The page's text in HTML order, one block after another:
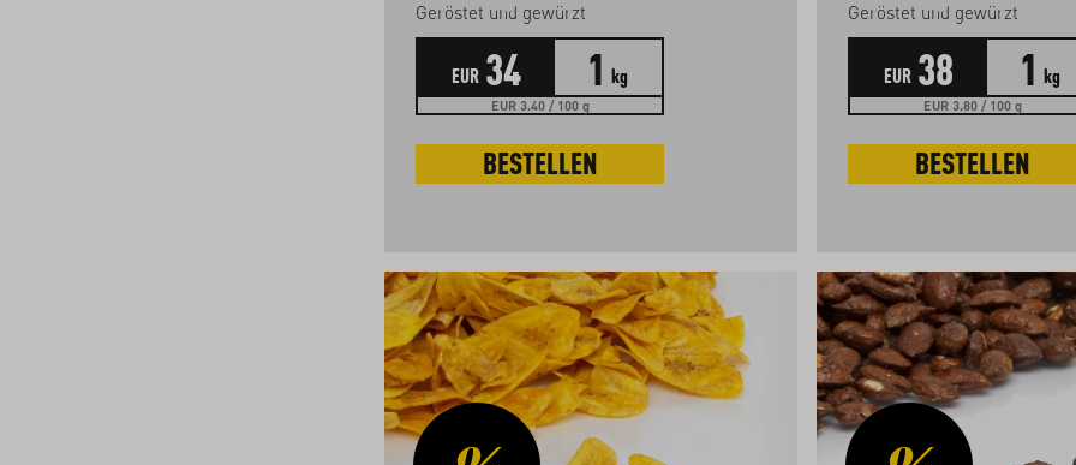
Geröstet und gewürzt
EUR 34 1 kg
EUR 3.40 / 100 g
BESTELLEN
Geröstet und gewürzt
EUR 38 1 kg
EUR 3.80 / 100 g
BESTELLEN